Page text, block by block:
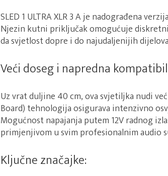
SLED 1 ULTRA XLR 3 A je nadograđena
Njezin kutni priključak omogućuje
da svjetlost dopre i do najudaljenijih
Veći doseg i napredna
Uz vrat duljine 40 cm, ova svjetiljka nudi
Board) tehnologija osigurava intenzivno
Mogućnost napajanja putem 12V radnog
primjenjivom u svim profesionalnim audio
Ključne značajke: